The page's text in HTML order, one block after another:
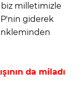
biz milletimizle
giderek
da miladı